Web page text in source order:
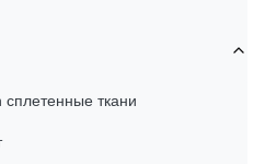
сплетенные ткани